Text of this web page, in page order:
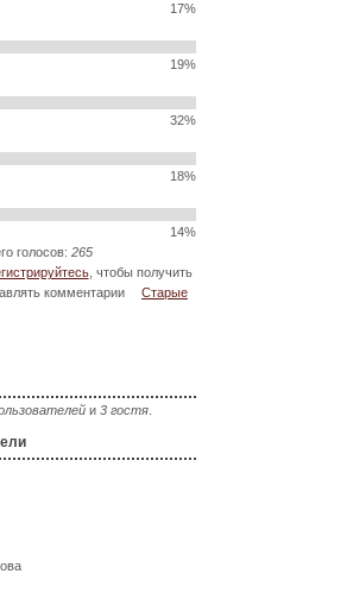
17%
19%
32%
18%
14%
голосов: 265
, чтобы получить
комментарии
Старые
и 3 гостя